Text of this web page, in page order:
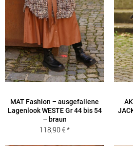
MAT Fashion – ausgefallene
Lagenlook WESTE Gr 44 bis 54
– braun
118,90€